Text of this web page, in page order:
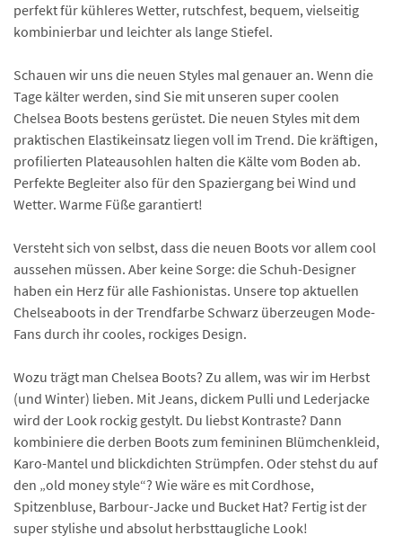
perfekt für kühleres Wetter, rutschfest, bequem, vielseitig
kombinierbar und leichter als lange Stiefel.
Schauen wir uns die neuen Styles mal genauer an. Wenn die
Tage kälter werden, sind Sie mit unseren super coolen
Chelsea Boots bestens gerüstet. Die neuen Styles mit dem
praktischen Elastikeinsatz liegen voll im Trend. Die kräftigen,
profilierten Plateausohlen halten die Kälte vom Boden ab.
Perfekte Begleiter also für den Spaziergang bei Wind und
Wetter. Warme Füße garantiert!
Versteht sich von selbst, dass die neuen Boots vor allem cool
aussehen müssen. Aber keine Sorge: die Schuh-Designer
haben ein Herz für alle Fashionistas. Unsere top aktuellen
Chelseaboots in der Trendfarbe Schwarz überzeugen Mode-
Fans durch ihr cooles, rockiges Design.
Wozu trägt man Chelsea Boots? Zu allem, was wir im Herbst
(und Winter) lieben. Mit Jeans, dickem Pulli und Lederjacke
wird der Look rockig gestylt. Du liebst Kontraste? Dann
kombiniere die derben Boots zum femininen Blümchenkleid,
Karo-Mantel und blickdichten Strümpfen. Oder stehst du auf
den „old money style“? Wie wäre es mit Cordhose,
Spitzenbluse, Barbour-Jacke und Bucket Hat? Fertig ist der
super stylishe und absolut herbsttaugliche Look!